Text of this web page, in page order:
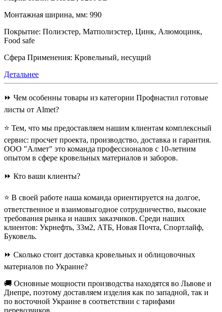
Монтажная ширина, мм: 990
Покрытие: Полиэстер, Матполиэстер, Цинк, Алюмоцинк,
Food safe
Сфера Применения: Кровельный, несущий
Детальнее
⏩ Чем особенны товары из категории Профнастил готовые
листы от Almet?
⭐ Тем, что мы предоставляем нашим клиентам комплексный
сервис: просчет проекта, производство, доставка и гарантия.
ООО "Алмет" это команда профессионалов с 10-летним
опытом в сфере кровельных материалов и заборов.
⏩ Кто ваши клиенты?
⭐ В своей работе наша команда ориентируется на долгое,
ответственное и взаимовыгодное сотрудничество, высокие
требования рынка и наших заказчиков. Среди наших
клиентов: Укрнефть, 33м2, АТБ, Новая Почта, Спортлайф,
Буковель.
⏩ Сколько стоит доставка кровельных и облицовочных
материалов по Украине?
🚚 Основные мощности производства находятся во Львове и
Днепре, поэтому доставляем изделия как по западной, так и
по восточной Украине в соответствии с тарифами
перевозчиков.